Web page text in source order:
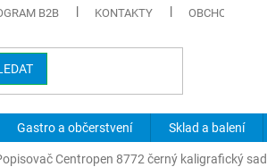
B2B KONTAKTY OBCHODNÍ
Gastro a občerstvení Sklad a balení
Centropen 8772 černý kaligrafický